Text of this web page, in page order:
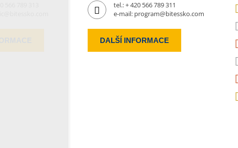
tel.:+ 420 566 789 311
e-mail: program@bitessko.com
DALŠÍ INFORMACE